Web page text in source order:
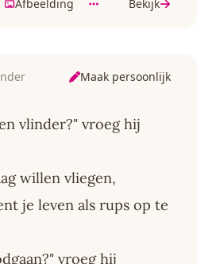
Afbeelding Bekijk
Maak persoonlijk
vlinder?" vroeg hij
willen vliegen,
je leven als rups op te
vroeg hij